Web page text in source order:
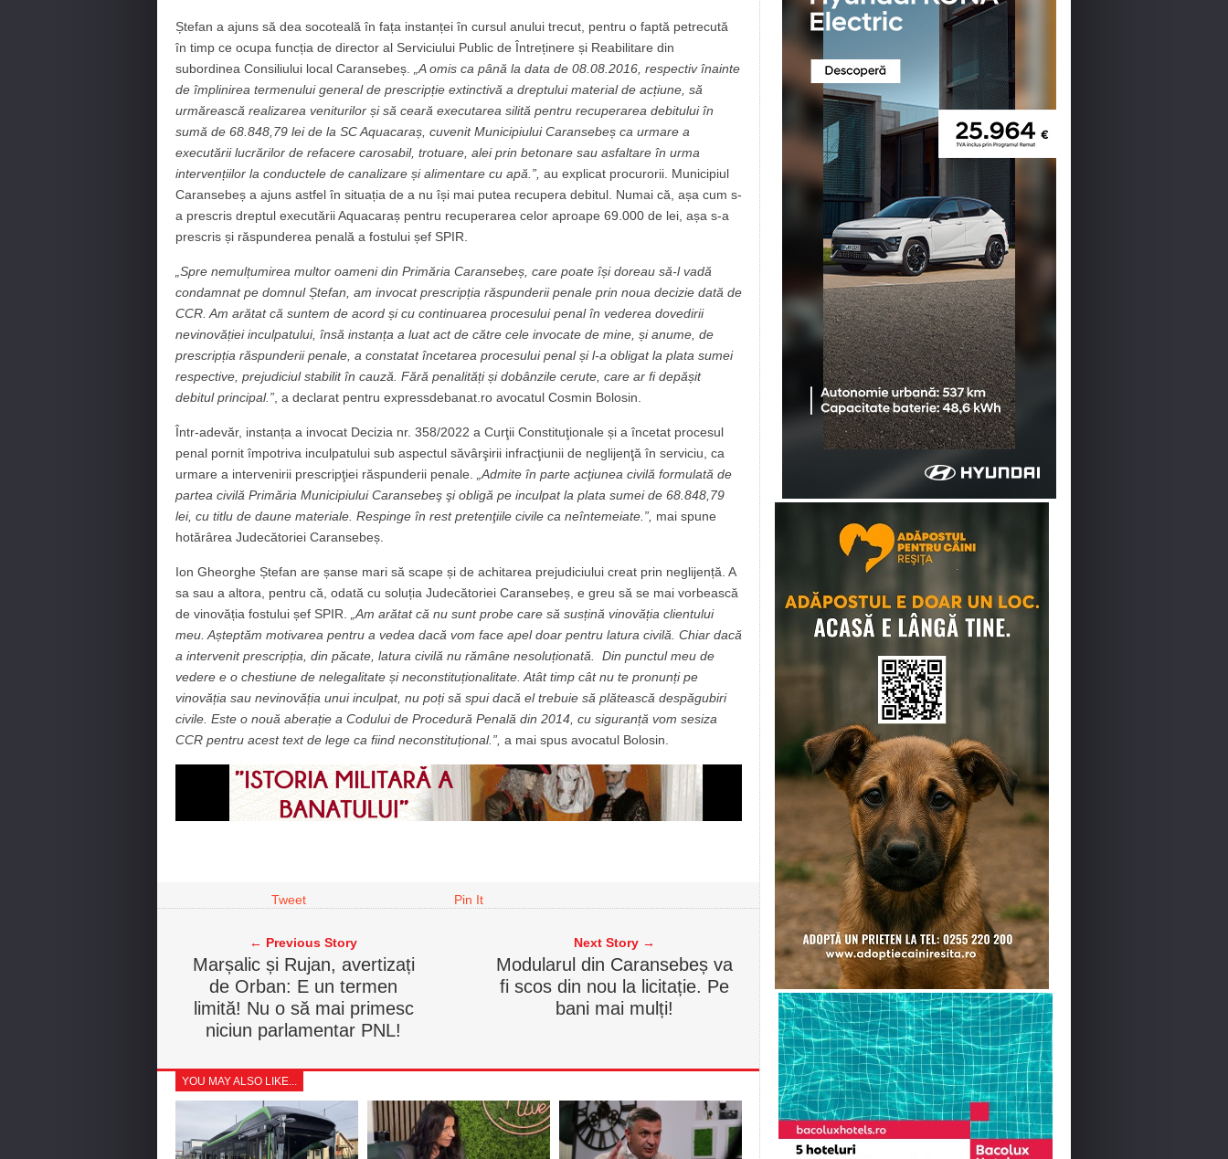
Ștefan a ajuns să dea socoteală în fața instanței în cursul anului trecut, pentru o faptă petrecută
în timp ce ocupa funcția de director al Serviciului Public de Întreținere și Reabilitare din
subordinea Consiliului local Caransebeș.
„A omis ca până la data de 08.08.2016, respectiv înainte
de împlinirea termenului general de prescripție extinctivă a dreptului material de acțiune, să
urmărească realizarea veniturilor și să ceară executarea silită pentru recuperarea debitului în
sumă de 68.848,79 lei de la SC Aquacaraș, cuvenit Municipiului Caransebeș ca urmare a
executării lucrărilor de refacere carosabil, trotuare, alei prin betonare sau asfaltare în urma
intervențiilor la conductele de canalizare și alimentare cu apă.”, au explicat procurorii. Municipiul
Caransebeș a ajuns astfel în situația de a nu își mai putea recupera debitul. Numai că, așa cum s-
a prescris dreptul executării Aquacaraș pentru recuperarea celor aproape 69.000 de lei, așa s-a
prescris și răspunderea penală a fostului șef SPIR.
„Spre nemulțumirea multor oameni din Primăria Caransebeș, care poate își doreau să-l vadă
condamnat pe domnul Ștefan, am invocat prescripția răspunderii penale prin noua decizie dată de
CCR. Am arătat că suntem de acord și cu continuarea procesului penal în vederea dovedirii
nevinovăției inculpatului, însă instanța a luat act de către cele invocate de mine, și anume, de
prescripția răspunderii penale, a constatat încetarea procesului penal și l-a obligat la plata sumei
respective, prejudiciul stabilit în cauză. Fără penalități și dobânzile cerute, care ar fi depășit
debitul principal.” , a declarat pentru expressdebanat.ro avocatul Cosmin Bolosin.
Într-adevăr, instanța a invocat Decizia nr. 358/2022 a Curţii Constituţionale și a încetat procesul
penal pornit împotriva inculpatului sub aspectul săvârşirii infracţiunii de neglijenţă în serviciu, ca
urmare a intervenirii prescripţiei răspunderii penale.
„Admite în parte acţiunea civilă formulată de
partea civilă Primăria Municipiului Caransebeş şi obligă pe inculpat la plata sumei de 68.848,79
lei, cu titlu de daune materiale. Respinge în rest pretenţiile civile ca neîntemeiate.”, mai spune
hotărârea Judecătoriei Caransebeș.
Ion Gheorghe Ștefan are șanse mari să scape și de achitarea prejudiciului creat prin neglijență. A
sa sau a altora, pentru că, odată cu soluția Judecătoriei Caransebeș, e greu să se mai vorbească
de vinovăția fostului șef SPIR.
„Am arătat că nu sunt probe care să susțină vinovăția clientului
meu. Așteptăm motivarea pentru a vedea dacă vom face apel doar pentru latura civilă. Chiar dacă
a intervenit prescripția, din păcate, latura civilă nu rămâne nesoluționată. Din punctul meu de
vedere e o chestiune de nelegalitate și neconstituționalitate. Atât timp cât nu te pronunți pe
vinovăția sau nevinovăția unui inculpat, nu poți să spui dacă el trebuie să plătească despăgubiri
civile. Este o nouă aberație a Codului de Procedură Penală din 2014, cu siguranță vom sesiza
CCR pentru acest text de lege ca fiind neconstituțional.”, a mai spus avocatul Bolosin.
Tweet Pin It
← Previous Story
Marșalic și Rujan, avertizați
de Orban: E un termen
limită! Nu o să mai primesc
niciun parlamentar PNL!
Next Story →
Modularul din Caransebeș va
fi scos din nou la licitație. Pe
bani mai mulți!
YOU MAY ALSO LIKE...